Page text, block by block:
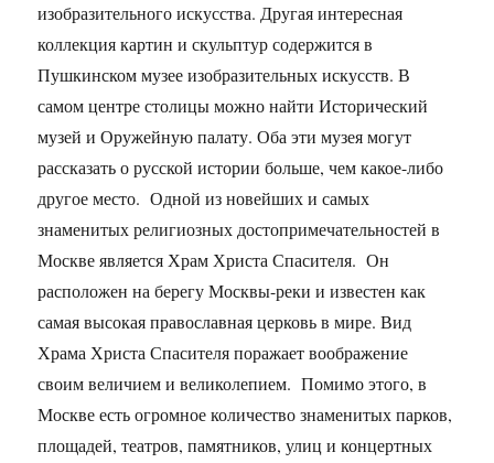
изобразительного искусства. Другая интересная
коллекция картин и скульптур содержится в
Пушкинском музее изобразительных искусств. В
самом центре столицы можно найти Исторический
музей и Оружейную палату. Оба эти музея могут
рассказать о русской истории больше, чем какое-либо
другое место. Одной из новейших и самых
знаменитых религиозных достопримечательностей в
Москве является Храм Христа Спасителя. Он
расположен на берегу Москвы-реки и известен как
самая высокая православная церковь в мире. Вид
Храма Христа Спасителя поражает воображение
своим величием и великолепием. Помимо этого, в
Москве есть огромное количество знаменитых парков,
площадей, театров, памятников, улиц и концертных